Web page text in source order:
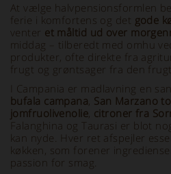
At vælge halvpensionsformlen
ferie i komfortens og det gode
venter et måltid ud over
middag – tilberedt med omhu
produkter, ofte direkte fra
frugt og grøntsager fra den
I Campania er madlavning en
bufala campana, San Marzano
jomfruolivenolie, citroner fra
Falanghina og Taurasi er blot
kan nyde. Hver ret afspejler
køkken, som forener
passion for smag.